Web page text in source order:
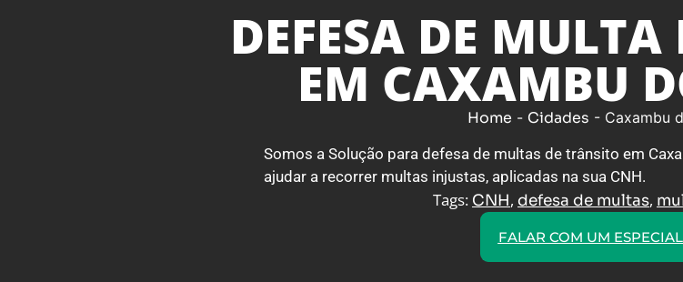
DEFESA DE
EM CAXAMBU
Home - Cidades - Caxambu
Somos a Solução para defesa de multas de trânsito em
ajudar a recorrer multas injustas, aplicadas na sua CNH.
Tags: CNH, defesa de multas,
FALAR COM UM